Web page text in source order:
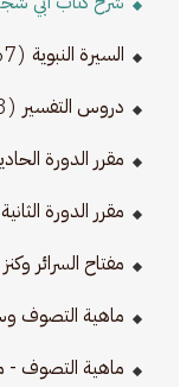
السيرة النبوية (167)
دروس التفسير (633)
مقرر الدورة
مقرر الدورة
مفتاح السرائر
ماهية التصوف
ماهية التصوف -